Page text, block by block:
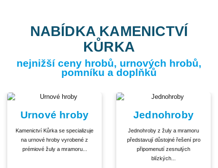
NABÍDKA KAMENICTVÍ
KŮRKA
nejnižší ceny hrobů, urnových hrobů,
pomníku a doplňků
Urnové hroby
Kamenictví Kůrka se specializuje
na urnové hroby vyrobené z
prémiové žuly a mramoru...
Jednohroby
Jednohroby z žuly a mramoru
představují důstojné řešení pro
připomenutí zesnulých
blízkých...